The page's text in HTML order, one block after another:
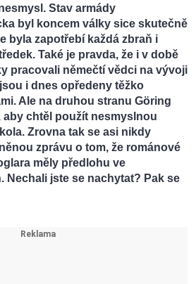
Stav armády
byl koncem války sice skutečně
byla zapotřebí každá zbraň i
Také je pravda, že i v době
pracovali němečtí vědci na vývoji
i dnes opředeny těžko
Ale na druhou stranu Göring
chtěl použít nesmyslnou
Zrovna tak se asi nikdy
zprávu o tom, že románové
měly předlohu ve
Nechali jste se nachytat? Pak se